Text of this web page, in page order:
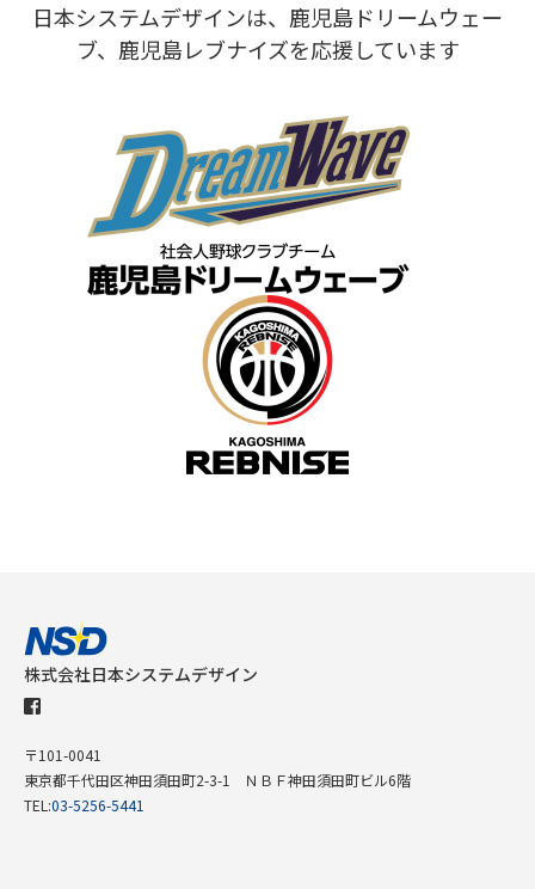
日本システムデザインは、鹿児島ドリームウェー
ブ、鹿児島レブナイズを応援しています
株式会社日本システムデザイン
〒101-0041
東京都千代田区神田須田町2-3-1 ＮＢＦ神田須田町ビル6階
TEL:03-5256-5441